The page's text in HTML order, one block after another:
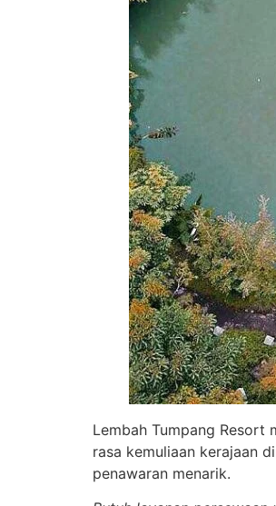
Lembah Tumpang Resort
rasa kemuliaan kerajaan
penawaran menarik.